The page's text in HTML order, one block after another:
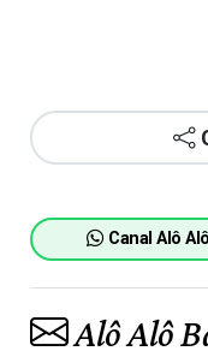
Canal Alô
Alô Alô